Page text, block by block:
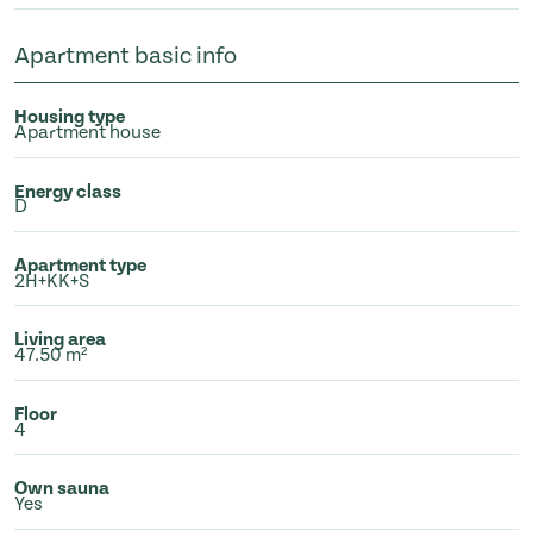
Apartment basic info
Housing type
Apartment house
Energy class
D
Apartment type
2H+KK+S
Living area
47.50 m²
Floor
4
Own sauna
Yes